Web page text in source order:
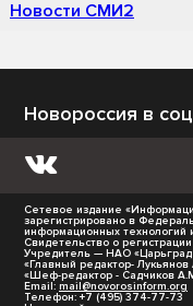
Новости СМИ2
Новороссия в
Сетевое издание
зарегистрировано в
информационных технологий
Свидетельство о
Учредитель — НАО «Царьград
«Главный редактор- Лукьянов
«Шеф-редактор - Садчиков
Email: mail@novorosinform.org
Телефон: +7 (495) 374-77-73